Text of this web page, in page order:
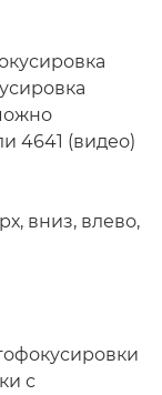
4641 (видео)
вниз, влево,
с